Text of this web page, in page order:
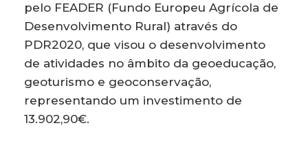
pelo FEADER (Fundo Europeu Agrícola de
Desenvolvimento Rural) através do
PDR2020, que visou o desenvolvimento
de atividades no âmbito da geoeducação,
geoturismo e geoconservação,
representando um investimento de
13.902,90€.